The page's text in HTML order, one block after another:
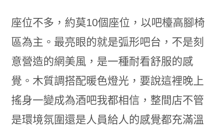
座位不多，約莫10個座位，以吧檯高腳椅
區為主。最亮眼的就是弧形吧台，不是刻
意營造的網美風，是一種耐看舒服的感
覺。木質調搭配暖色燈光，要說這裡晚上
搖身一變成為酒吧我都相信，整間店不管
是環境氛圍還是人員給人的感覺都充滿溫